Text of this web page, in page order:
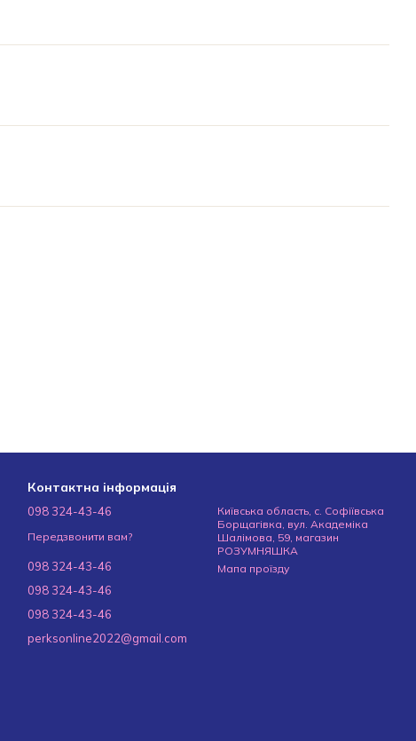
Контактна інформація
098 324-43-46
Передзвонити вам?
098 324-43-46
098 324-43-46
098 324-43-46
perksonline2022@gmail.com
Київська область, с. Софіївська
Борщагівка, вул. Академіка
Шалімова, 59, магазин
РОЗУМНЯШКА
Мапа проїзду